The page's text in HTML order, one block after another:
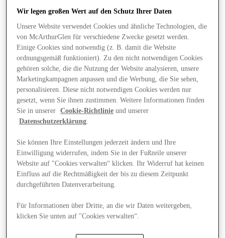
Angebote
Wir legen großen Wert auf den Schutz Ihrer Daten
Unsere Website verwendet Cookies und ähnliche Technologien, die
von McArthurGlen für verschiedene Zwecke gesetzt werden.
Einige Cookies sind notwendig (z. B. damit die Website
ordnungsgemäß funktioniert). Zu den nicht notwendigen Cookies
gehören solche, die die Nutzung der Website analysieren, unsere
Marketingkampagnen anpassen und die Werbung, die Sie sehen,
personalisieren. Diese nicht notwendigen Cookies werden nur
gesetzt, wenn Sie ihnen zustimmen. Weitere Informationen finden
Sie in unserer
Cookie-Richtlinie und unserer
Datenschutzerklärung
Sie können Ihre Einstellungen jederzeit ändern und Ihre
Einwilligung widerrufen, indem Sie in der Fußzeile unserer
Website auf "Cookies verwalten“ klicken. Ihr Widerruf hat keinen
Einfluss auf die Rechtmäßigkeit der bis zu diesem Zeitpunkt
durchgeführten Datenverarbeitung.
Für Informationen über Dritte, an die wir Daten weitergeben,
klicken Sie unten auf "Cookies verwalten“.